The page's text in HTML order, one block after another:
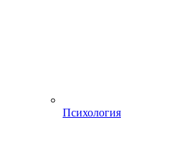
Психология